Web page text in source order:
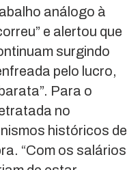
análogo à
e alertou que
surgindo
pelo lucro,
Para o
no
históricos de
“Com os salários